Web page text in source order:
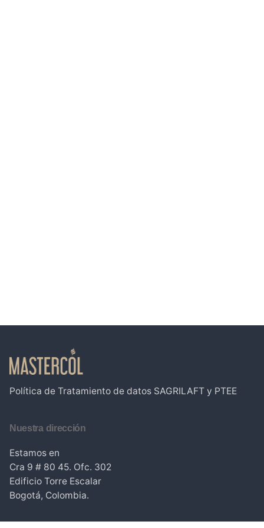
Política de Tratamiento de datos SAGRILAFT y PTEE
Nuestra dirección
Estamos en
Cra 9 # 80 45. Ofc. 302
Edificio Torre Escalar
Bogotá, Colombia.